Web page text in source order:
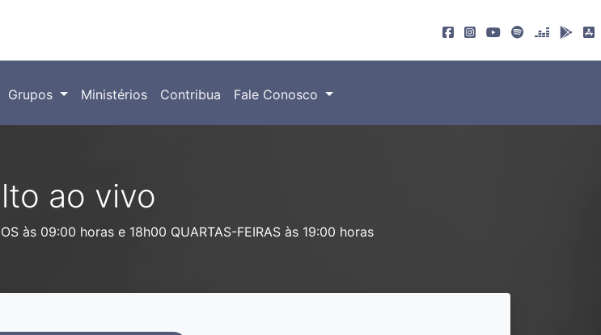
Grupos Ministérios Contribua Fale Conosco
ao vivo
às 09:00 horas e 18h00 QUARTAS-FEIRAS às 19:00 horas